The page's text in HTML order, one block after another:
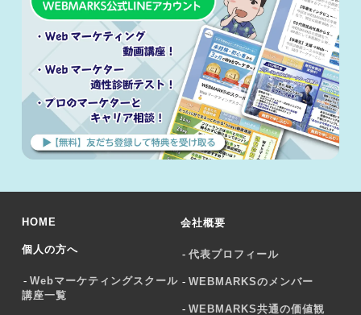
HOME
個人の方へ
Webマーケティングスクール
講座一覧
会社概要
代表プロフィール
WEBMARKSのメンバー
WEBMARKS共通の価値観